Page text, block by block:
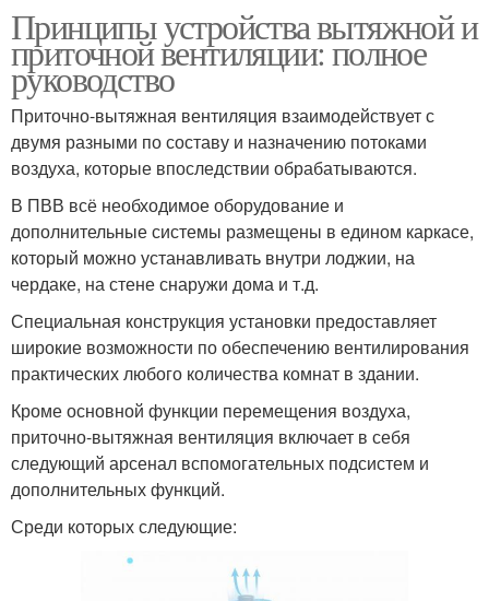
Принципы устройства вытяжной и
приточной вентиляции: полное
руководство
Приточно-вытяжная вентиляция взаимодействует с
двумя разными по составу и назначению потоками
воздуха, которые впоследствии обрабатываются.
В ПВВ всё необходимое оборудование и
дополнительные системы размещены в едином каркасе,
который можно устанавливать внутри лоджии, на
чердаке, на стене снаружи дома и т.д.
Специальная конструкция установки предоставляет
широкие возможности по обеспечению вентилирования
практических любого количества комнат в здании.
Кроме основной функции перемещения воздуха,
приточно-вытяжная вентиляция включает в себя
следующий арсенал вспомогательных подсистем и
дополнительных функций.
Среди которых следующие: